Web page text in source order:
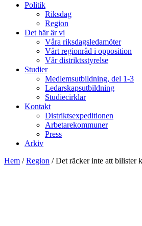
Politik
Riksdag
Region
Det här är vi
Våra riksdagsledamöter
Vårt regionråd i opposition
Vår distriktsstyrelse
Studier
Medlemsutbildning, del 1-3
Ledarskapsutbildning
Studiecirklar
Kontakt
Distriktsexpeditionen
Arbetarekommuner
Press
Arkiv
Hem /Region /Det räcker inte att bilister